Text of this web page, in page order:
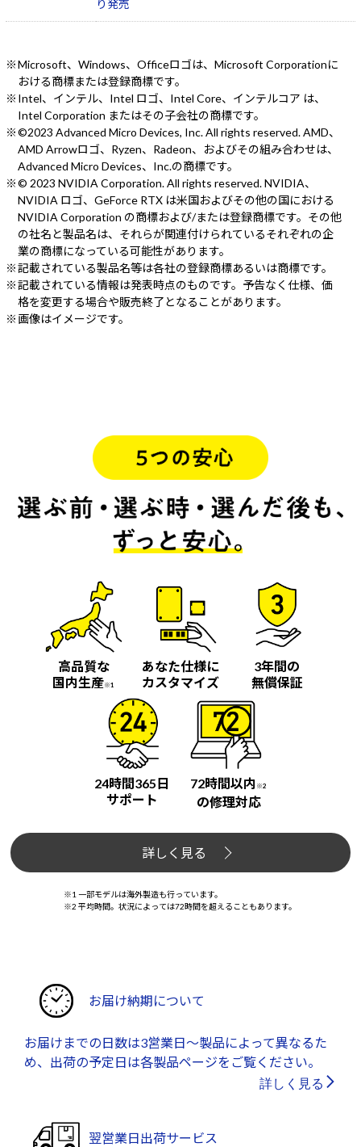
り発売
Microsoft、Windows、Officeロゴは、Microsoft Corporationに
おける商標または登録商標です。
Intel、インテル、Intel ロゴ、Intel Core、インテルコア は、
Intel Corporation またはその子会社の商標です。
©2023 Advanced Micro Devices, Inc. All rights reserved. AMD、
AMD Arrowロゴ、Ryzen、Radeon、およびその組み合わせは、
Advanced Micro Devices、Inc.の商標です。
© 2023 NVIDIA Corporation. All rights reserved. NVIDIA、
NVIDIA ロゴ、GeForce RTX は米国およびその他の国における
NVIDIA Corporation の商標および/または登録商標です。その他
の社名と製品名は、それらが関連付けられているそれぞれの企
業の商標になっている可能性があります。
記載されている製品名等は各社の登録商標あるいは商標です。
記載されている情報は発表時点のものです。予告なく仕様、価
格を変更する場合や販売終了となることがあります。
画像はイメージです。
高品質な
国内生産※1
あなた仕様に
カスタマイズ
3年間の
無償保証
24時間365日
サポート
72時間以内 ※2
の修理対応
詳しく見る
※1 一部モデルは海外製造も行っています。
※2 平均時間。状況によっては72時間を超えることもあります。
お届け納期について
お届けまでの日数は3営業日～製品によって異なるた
め、出荷の予定日は各製品ページをご覧ください。
詳しく見る
翌営業日出荷サービス